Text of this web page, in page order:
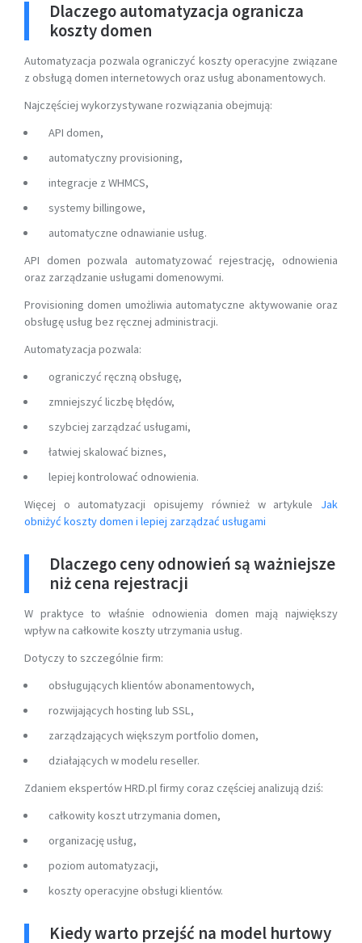
Dlaczego automatyzacja ogranicza
koszty domen
Automatyzacja pozwala ograniczyć koszty operacyjne związane
z obsługą domen internetowych oraz usług abonamentowych.
Najczęściej wykorzystywane rozwiązania obejmują:
API domen,
automatyczny provisioning,
integracje z WHMCS,
systemy billingowe,
automatyczne odnawianie usług.
API domen pozwala automatyzować rejestrację, odnowienia
oraz zarządzanie usługami domenowymi.
Provisioning domen umożliwia automatyczne aktywowanie oraz
obsługę usług bez ręcznej administracji.
Automatyzacja pozwala:
ograniczyć ręczną obsługę,
zmniejszyć liczbę błędów,
szybciej zarządzać usługami,
łatwiej skalować biznes,
lepiej kontrolować odnowienia.
Więcej o automatyzacji opisujemy również w artykule Jak
obniżyć koszty domen i lepiej zarządzać usługami
Dlaczego ceny odnowień są ważniejsze
niż cena rejestracji
W praktyce to właśnie odnowienia domen mają największy
wpływ na całkowite koszty utrzymania usług.
Dotyczy to szczególnie firm:
obsługujących klientów abonamentowych,
rozwijających hosting lub SSL,
zarządzających większym portfolio domen,
działających w modelu reseller.
Zdaniem ekspertów HRD.pl firmy coraz częściej analizują dziś:
całkowity koszt utrzymania domen,
organizację usług,
poziom automatyzacji,
koszty operacyjne obsługi klientów.
Kiedy warto przejść na model hurtowy